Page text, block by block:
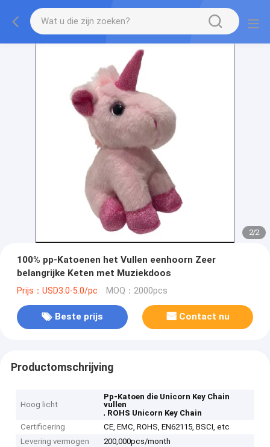
2/2
100% pp-Katoenen het Vullen eenhoorn Zeer
belangrijke Keten met Muziekdoos
Prijs：USD3.0-5.0/pc MOQ：2000pcs
Beste prijs Contact nu
Productomschrijving
Hoog licht
Pp-Katoen die Unicorn Key Chain
vullen
, ROHS Unicorn Key Chain
Certificering
CE, EMC, ROHS, EN62115, BSCI, etc
Levering vermogen
200,000pcs/month